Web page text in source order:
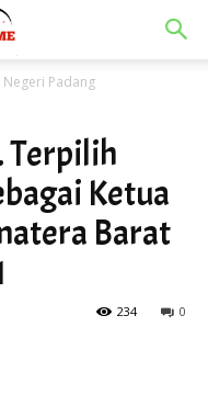
Padang
Terpilih
Ketua
Barat
0
234